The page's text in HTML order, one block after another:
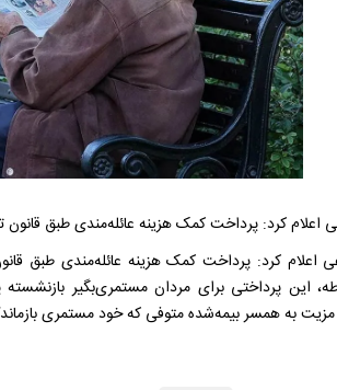
اعلام کرد: پرداخت کمک هزینه عائله‌مندی طبق
اعلام کرد: پرداخت کمک هزینه عائله‌مندی طبق
این پرداختی برای مردان مستمری‌بگیر
به همسر بیمه‌شده متوفی که خود مستمری